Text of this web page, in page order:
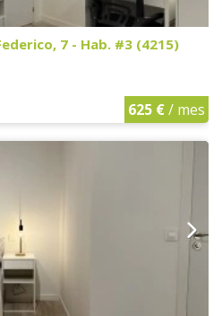
7 - Hab. #3 (4215)
625 €/ mes